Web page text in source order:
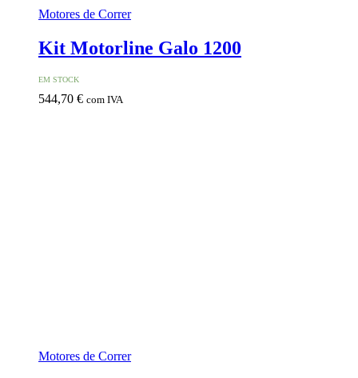
Motores de Correr
Kit Motorline Galo 1200
EM STOCK
544,70 € com IVA
Motores de Correr